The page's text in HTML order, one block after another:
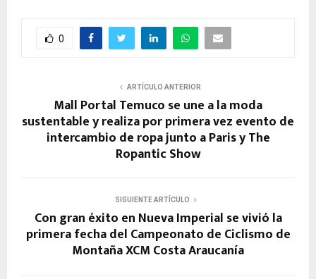
0
ARTÍCULO ANTERIOR
Mall Portal Temuco se une a la moda
sustentable y realiza por primera vez evento de
intercambio de ropa junto a Paris y The
Ropantic Show
SIGUIENTE ARTÍCULO
Con gran éxito en Nueva Imperial se vivió la
primera fecha del Campeonato de Ciclismo de
Montaña XCM Costa Araucanía